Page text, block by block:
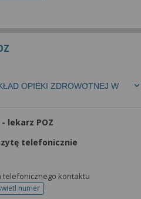
OPIEKI ZDROWOTNEJ W
lekarz POZ
telefonicznie
telefonicznego kontaktu
numer
telefonu do rejestracji